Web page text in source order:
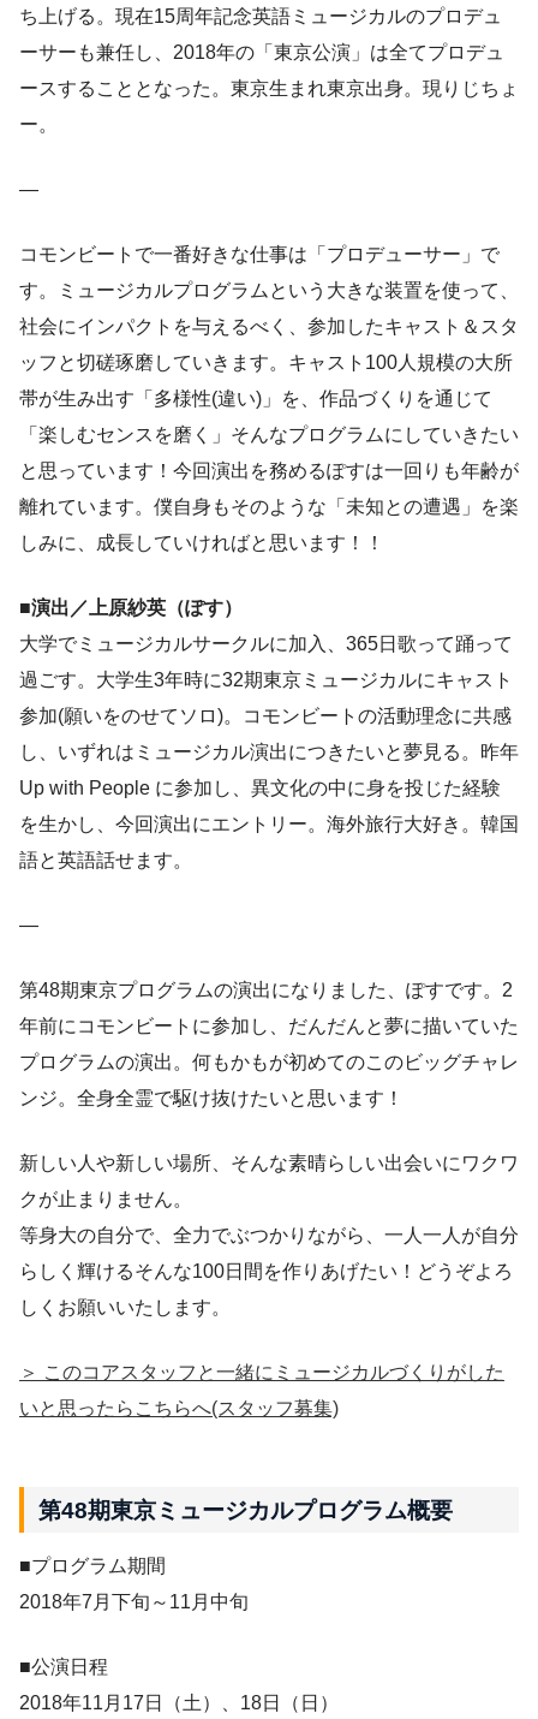
ち上げる。現在15周年記念英語ミュージカルのプロデュ
ーサーも兼任し、2018年の「東京公演」は全てプロデュ
ースすることとなった。東京生まれ東京出身。現りじちょ
ー。
—
コモンビートで一番好きな仕事は「プロデューサー」で
す。ミュージカルプログラムという大きな装置を使って、
社会にインパクトを与えるべく、参加したキャスト＆スタ
ッフと切磋琢磨していきます。キャスト100人規模の大所
帯が生み出す「多様性(違い)」を、作品づくりを通じて
「楽しむセンスを磨く」そんなプログラムにしていきたい
と思っています！今回演出を務めるぽすは一回りも年齢が
離れています。僕自身もそのような「未知との遭遇」を楽
しみに、成長していければと思います！！
■演出／上原紗英（ぽす）
大学でミュージカルサークルに加入、365日歌って踊って
過ごす。大学生3年時に32期東京ミュージカルにキャスト
参加(願いをのせてソロ)。コモンビートの活動理念に共感
し、いずれはミュージカル演出につきたいと夢見る。昨年
Up with People に参加し、異文化の中に身を投じた経験
を生かし、今回演出にエントリー。海外旅行大好き。韓国
語と英語話せます。
—
第48期東京プログラムの演出になりました、ぽすです。2
年前にコモンビートに参加し、だんだんと夢に描いていた
プログラムの演出。何もかもが初めてのこのビッグチャレ
ンジ。全身全霊で駆け抜けたいと思います！
新しい人や新しい場所、そんな素晴らしい出会いにワクワ
クが止まりません。
等身大の自分で、全力でぶつかりながら、一人一人が自分
らしく輝けるそんな100日間を作りあげたい！どうぞよろ
しくお願いいたします。
＞ このコアスタッフと一緒にミュージカルづくりがした
いと思ったらこちらへ(スタッフ募集)
第48期東京ミュージカルプログラム概要
■プログラム期間
2018年7月下旬～11月中旬
■公演日程
2018年11月17日（土）、18日（日）